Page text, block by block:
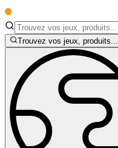
Trouvez vos jeux, produits...